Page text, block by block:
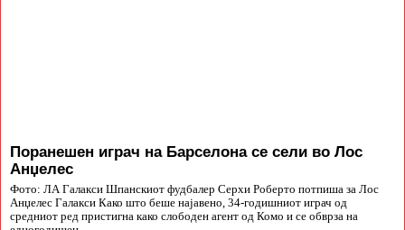
Поранешен играч на Барселона се сели во Лос
Анџелес
Фото: ЛА Галакси Шпанскиот фудбалер Серхи Роберто потпиша за Лос
Анџелес Галакси Како што беше најавено, 34-годишниот играч од
средниот ред пристигна како слободен агент од Комо и се обврза на